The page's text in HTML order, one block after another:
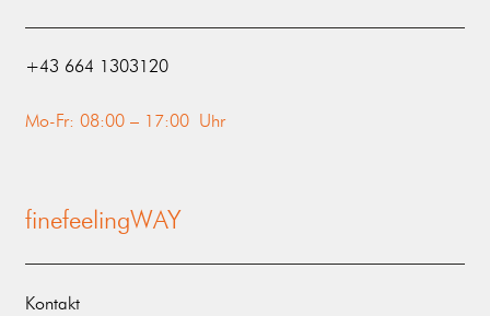
‭+43 664 1303120‬
Mo-Fr: 08:00 – 17:00 Uhr
finefeelingWAY
Kontakt